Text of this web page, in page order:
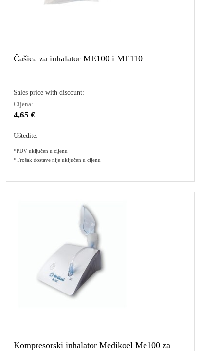
Čašica za inhalator ME100 i ME110
Sales price with discount:
Cijena:
4,65 €
Uštedite:
*PDV uključen u cijenu
*Trošak dostave nije uključen u cijenu
Kompresorski inhalator Medikoel Me100 za